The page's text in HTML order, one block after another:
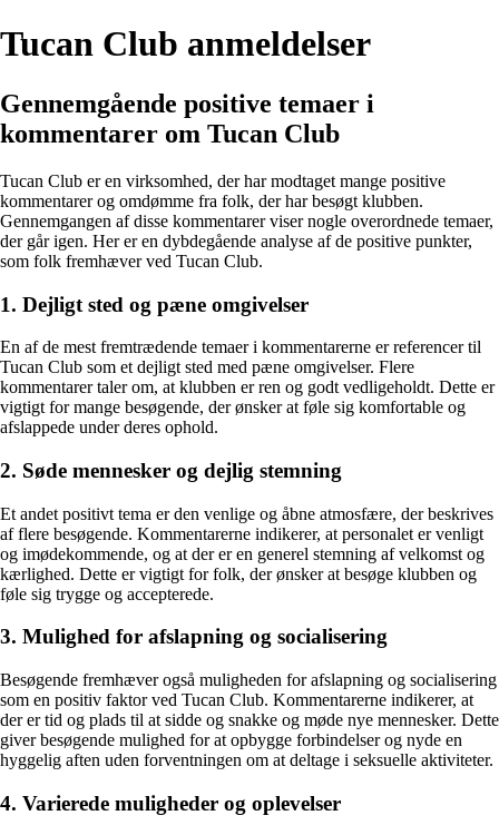
Tucan Club anmeldelser
Gennemgående positive temaer i
kommentarer om Tucan Club
Tucan Club er en virksomhed, der har modtaget mange positive
kommentarer og omdømme fra folk, der har besøgt klubben.
Gennemgangen af ​​disse kommentarer viser nogle overordnede temaer,
der går igen. Her er en dybdegående analyse af de positive punkter,
som folk fremhæver ved Tucan Club.
1. Dejligt sted og pæne omgivelser
En af de mest fremtrædende temaer i kommentarerne er referencer til
Tucan Club som et dejligt sted med pæne omgivelser. Flere
kommentarer taler om, at klubben er ren og godt vedligeholdt. Dette er
vigtigt for mange besøgende, der ønsker at føle sig komfortable og
afslappede under deres ophold.
2. Søde mennesker og dejlig stemning
Et andet positivt tema er den venlige og åbne atmosfære, der beskrives
af flere besøgende. Kommentarerne indikerer, at personalet er venligt
og imødekommende, og at der er en generel stemning af velkomst og
kærlighed. Dette er vigtigt for folk, der ønsker at besøge klubben og
føle sig trygge og accepterede.
3. Mulighed for afslapning og socialisering
Besøgende fremhæver også muligheden for afslapning og socialisering
som en positiv faktor ved Tucan Club. Kommentarerne indikerer, at
der er tid og plads til at sidde og snakke og møde nye mennesker. Dette
giver besøgende mulighed for at opbygge forbindelser og nyde en
hyggelig aften uden forventningen om at deltage i seksuelle aktiviteter.
4. Varierede muligheder og oplevelser